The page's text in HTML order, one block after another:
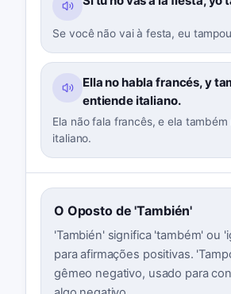
Se você não vai à festa, eu
Ella no habla francés, y
entiende italiano.
Ela não fala francês, e ela
italiano.
O Oposto de 'También'
'También' significa 'também' ou
para afirmações positivas.
gêmeo negativo, usado para